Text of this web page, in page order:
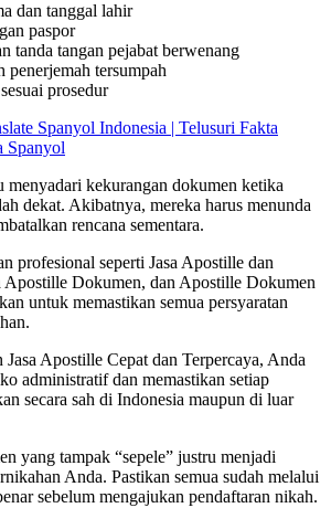
dan tanggal lahir
paspor
tanda tangan pejabat berwenang
penerjemah tersumpah
prosedur
Spanyol Indonesia | Telusuri Fakta
Spanyol
menyadari kekurangan dokumen ketika
dekat. Akibatnya, mereka harus menunda
rencana sementara.
profesional seperti Jasa Apostille dan
Apostille Dokumen, dan Apostille Dokumen
untuk memastikan semua persyaratan
Apostille Cepat dan Terpercaya, Anda
administratif dan memastikan setiap
secara sah di Indonesia maupun di luar
yang tampak “sepele” justru menjadi
Anda. Pastikan semua sudah melalui
sebelum mengajukan pendaftaran nikah.